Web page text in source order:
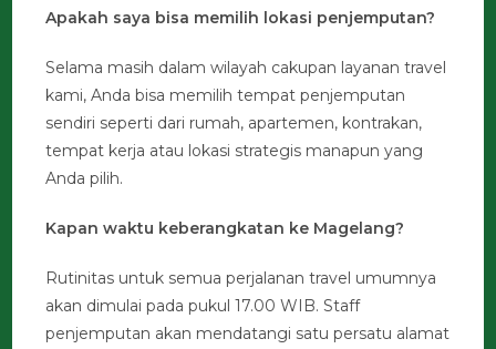
Apakah saya bisa memilih lokasi penjemputan?
Selama masih dalam wilayah cakupan layanan travel
kami, Anda bisa memilih tempat penjemputan
sendiri seperti dari rumah, apartemen, kontrakan,
tempat kerja atau lokasi strategis manapun yang
Anda pilih.
Kapan waktu keberangkatan ke Magelang?
Rutinitas untuk semua perjalanan travel umumnya
akan dimulai pada pukul 17.00 WIB. Staff
penjemputan akan mendatangi satu persatu alamat